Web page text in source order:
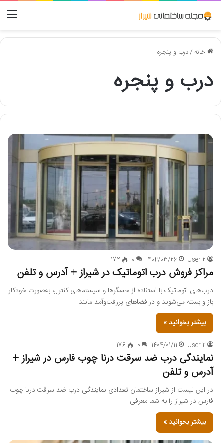
خانه /درب و پنجره
درب و پنجره
User 2
1404/03/26
0
172
مراکز فروش درب اتوماتیک در شیراز + آدرس و تلفن
درب‌های اتوماتیک با استفاده از حسگرها و سیستم‌های کنترل، به‌صورت خودکار
باز و بسته می‌شوند و در فضاهای پررفت‌وآمد مانند…
بیشتر بخوانید »
User 2
1404/01/11
0
176
نمایندگی درب ضد سرقت درنا چوب فارس در شیراز +
آدرس و تلفن
در این لیست از شیراز ساختمان تعدادی نمایندگی درب ضد سرقت درنا چوب
فارس در شیراز را به شما معرفی…
بیشتر بخوانید »